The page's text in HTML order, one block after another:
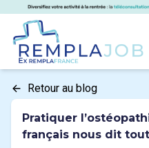
RemplaJob
Retour au blog
Pratiquer
français nous dit
Panneau de gestion des